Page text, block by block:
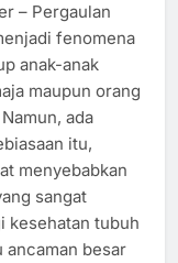
– Pergaulan
fenomena
anak-anak
maupun orang
ada
itu,
menyebabkan
sangat
kesehatan tubuh
ancaman besar